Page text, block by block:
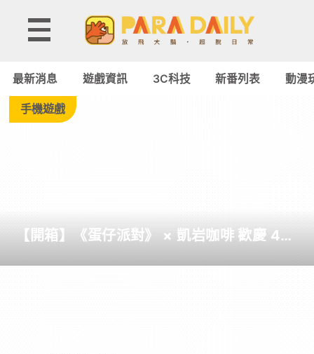
Tag:
能
-
Paradaily
最新消息 遊戲資訊 3C科技 新番列表 動漫
手機遊戲
【開箱】《蛋仔派對》 × 凱岩咖啡 歡慶 4